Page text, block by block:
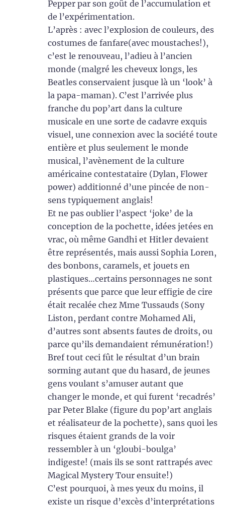
Pepper par son goût de l’accumulation et
de l’expérimentation.
L’après : avec l’explosion de couleurs, des
costumes de fanfare(avec moustaches!),
c’est le renouveau, l’adieu à l’ancien
monde (malgré les cheveux longs, les
Beatles conservaient jusque là un ‘look’ à
la papa-maman). C’est l’arrivée plus
franche du pop’art dans la culture
musicale en une sorte de cadavre exquis
visuel, une connexion avec la société toute
entière et plus seulement le monde
musical, l’avènement de la culture
américaine contestataire (Dylan, Flower
power) additionné d’une pincée de non-
sens typiquement anglais!
Et ne pas oublier l’aspect ‘joke’ de la
conception de la pochette, idées jetées en
vrac, où même Gandhi et Hitler devaient
être représentés, mais aussi Sophia Loren,
des bonbons, caramels, et jouets en
plastiques…certains personnages ne sont
présents que parce que leur effigie de cire
était recalée chez Mme Tussauds (Sony
Liston, perdant contre Mohamed Ali,
d’autres sont absents fautes de droits, ou
parce qu’ils demandaient rémunération!)
Bref tout ceci fût le résultat d’un brain
sorming autant que du hasard, de jeunes
gens voulant s’amuser autant que
changer le monde, et qui furent ‘recadrés’
par Peter Blake (figure du pop’art anglais
et réalisateur de la pochette), sans quoi les
risques étaient grands de la voir
ressembler à un ‘gloubi-boulga’
indigeste! (mais ils se sont rattrapés avec
Magical Mystery Tour ensuite!)
C’est pourquoi, à mes yeux du moins, il
existe un risque d’excès d’interprétations